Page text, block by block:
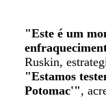
"Este é um
Ruskin,
"Estamos
Potomac'",